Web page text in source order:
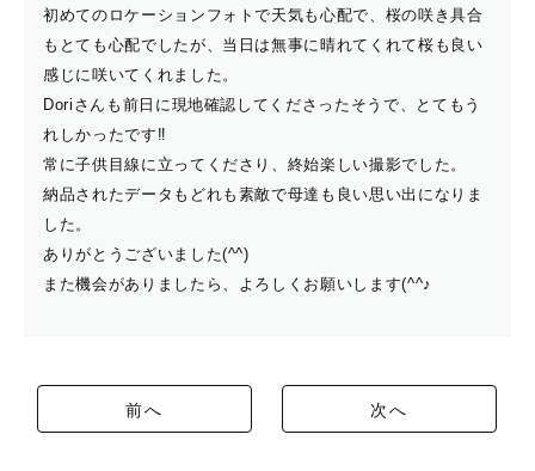
初めてのロケーションフォトで天気も心配で、桜の咲き具合
もとても心配でしたが、当日は無事に晴れてくれて桜も良い
感じに咲いてくれました。
Doriさんも前日に現地確認してくださったそうで、とてもう
れしかったです‼
常に子供目線に立ってくださり、終始楽しい撮影でした。
納品されたデータもどれも素敵で母達も良い思い出になりま
した。
ありがとうございました(^^)
また機会がありましたら、よろしくお願いします(^^♪
前へ 次へ